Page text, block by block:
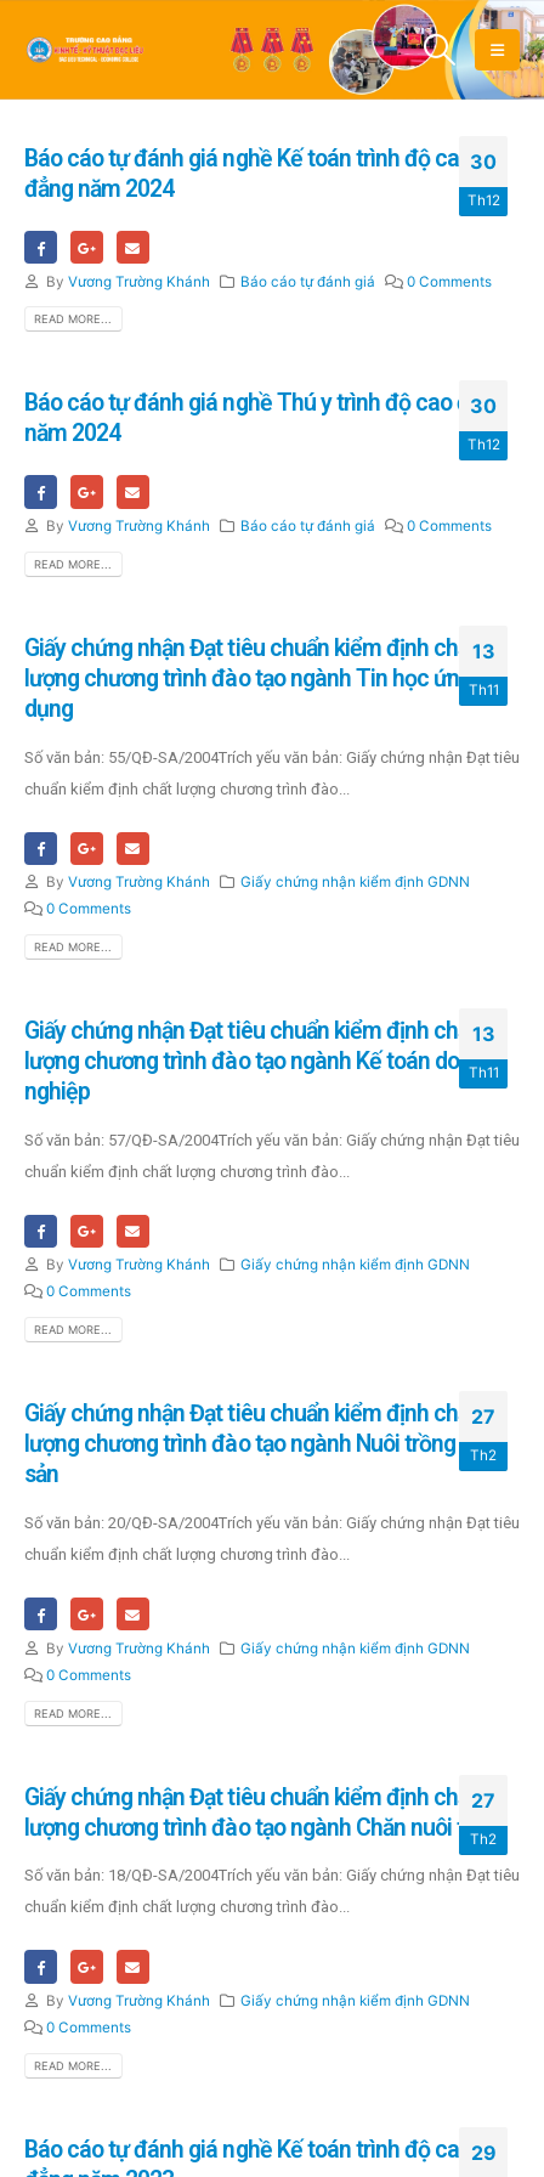
30
Th12
Báo cáo tự đánh giá nghề Kế toán trình độ cao
đẳng năm 2024
By Vương Trường Khánh Báo cáo tự đánh giá 0 Comments
READ MORE...
30
Th12
Báo cáo tự đánh giá nghề Thú y trình độ cao đẳng
năm 2024
By Vương Trường Khánh Báo cáo tự đánh giá 0 Comments
READ MORE...
13
Th11
Giấy chứng nhận Đạt tiêu chuẩn kiểm định chất
lượng chương trình đào tạo ngành Tin học ứng
dụng
Số văn bản: 55/QĐ-SA/2004Trích yếu văn bản: Giấy chứng nhận Đạt tiêu
chuẩn kiểm định chất lượng chương trình đào...
By Vương Trường Khánh
Giấy chứng nhận kiểm định GDNN
0 Comments
READ MORE...
13
Th11
Giấy chứng nhận Đạt tiêu chuẩn kiểm định chất
lượng chương trình đào tạo ngành Kế toán doanh
nghiệp
Số văn bản: 57/QĐ-SA/2004Trích yếu văn bản: Giấy chứng nhận Đạt tiêu
chuẩn kiểm định chất lượng chương trình đào...
By Vương Trường Khánh
Giấy chứng nhận kiểm định GDNN
0 Comments
READ MORE...
27
Th2
Giấy chứng nhận Đạt tiêu chuẩn kiểm định chất
lượng chương trình đào tạo ngành Nuôi trồng thủy
sản
Số văn bản: 20/QĐ-SA/2004Trích yếu văn bản: Giấy chứng nhận Đạt tiêu
chuẩn kiểm định chất lượng chương trình đào...
By Vương Trường Khánh
Giấy chứng nhận kiểm định GDNN
0 Comments
READ MORE...
27
Th2
Giấy chứng nhận Đạt tiêu chuẩn kiểm định chất
lượng chương trình đào tạo ngành Chăn nuôi thý y
Số văn bản: 18/QĐ-SA/2004Trích yếu văn bản: Giấy chứng nhận Đạt tiêu
chuẩn kiểm định chất lượng chương trình đào...
By Vương Trường Khánh
Giấy chứng nhận kiểm định GDNN
0 Comments
READ MORE...
29
Báo cáo tự đánh giá nghề Kế toán trình độ cao